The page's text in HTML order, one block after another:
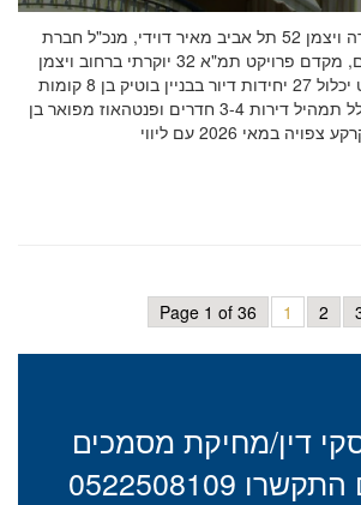
הכירו את פרויקט היוקרה ויצמן 52 תל אביב מאיר דוידי, מנכ"ל חברת
ניצנים אחזקות ופיננסים, מקדם פרויקט תמ"א 32 יוקרתי ברחוב ויצמן
52 בתל אביב. הפרויקט יכלול 27 יחידות דיור בבניין בוטיק בן 8 קומות
באזור כיכר המדינה, כולל תמהיל דירות 3-4 חדרים ופנטהאוז מפואר בן
Page 1 of 36 1 2
דין/מחיקת מסמכים
0522508109